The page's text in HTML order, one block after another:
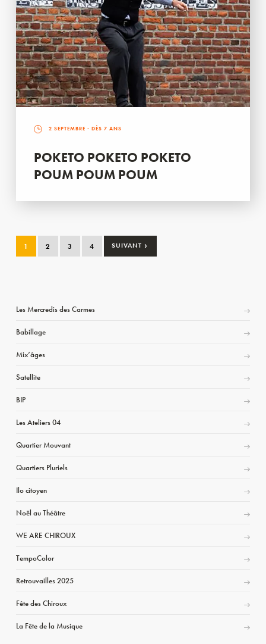
2 SEPTEMBRE - DÈS 7 ANS
POKETO POKETO POKETO
POUM POUM POUM
1 2 3 4 SUIVANT ›
Les Mercredis des Carmes
Babillage
Mix’âges
Satellite
BIP
Les Ateliers 04
Quartier Mouvant
Quartiers Pluriels
Ilo citoyen
Noël au Théâtre
WE ARE CHIROUX
TempoColor
Retrouvailles 2025
Fête des Chiroux
La Fête de la Musique